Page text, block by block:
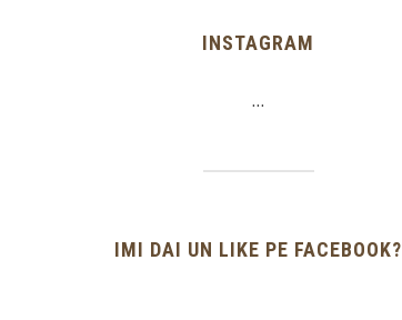
INSTAGRAM
…
IMI DAI UN LIKE PE FACEBOOK?